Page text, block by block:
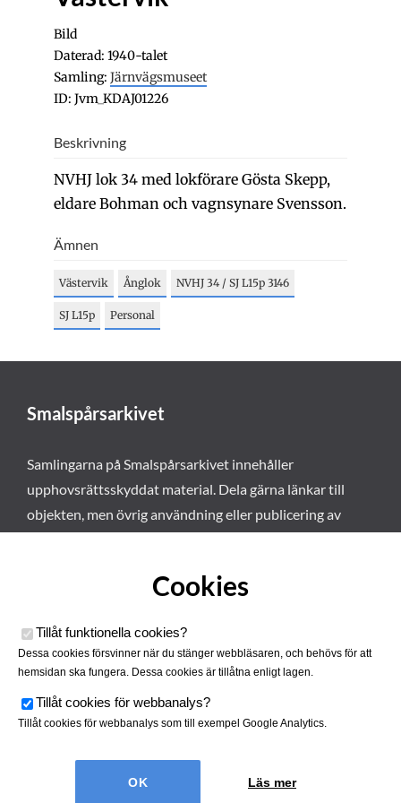
Bild
Daterad: 1940-talet
Samling: Järnvägsmuseet
ID: Jvm_KDAJ01226
Beskrivning
NVHJ lok 34 med lokförare Gösta Skepp,
eldare Bohman och vagnsynare Svensson.
Ämnen
Västervik Ånglok NVHJ 34 / SJ L15p 3146
SJ L15p Personal
Smalspårsarkivet
Samlingarna på Smalspårsarkivet innehåller
upphovsrättsskyddat material. Dela gärna länkar till
objekten, men övrig användning eller publicering av
Smalspårsarkivet drivs av
Tjustbygdens Järnvägsförening
Cookies
Tillåt funktionella cookies?
Dessa cookies försvinner när du stänger webbläsaren, och behövs för att
hemsidan ska fungera. Dessa cookies är tillåtna enligt lagen.
Tillåt cookies för webbanalys?
Tillåt cookies för webbanalys som till exempel Google Analytics.
Läs mer